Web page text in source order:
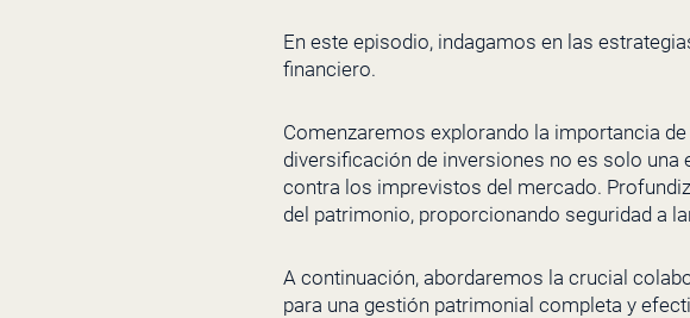
En este episodio, indagamos en las
financiero.
Comenzaremos explorando la importancia
diversificación de inversiones no es solo
contra los imprevistos del mercado.
del patrimonio, proporcionando seguridad a
A continuación, abordaremos la crucial
para una gestión patrimonial completa y